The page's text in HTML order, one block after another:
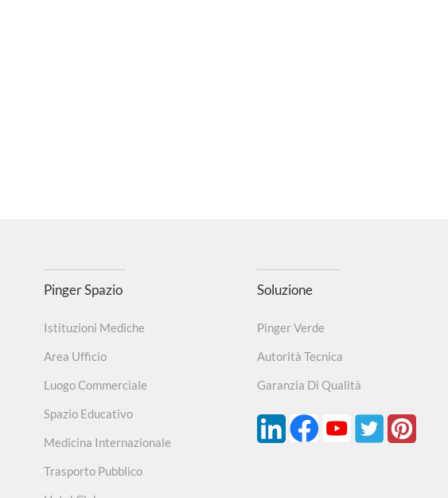
Pinger Spazio
Istituzioni Mediche
Area Ufficio
Luogo Commerciale
Spazio Educativo
Medicina Internazionale
Trasporto Pubblico
Soluzione
Pinger Verde
Autorità Tecnica
Garanzia Di Qualità